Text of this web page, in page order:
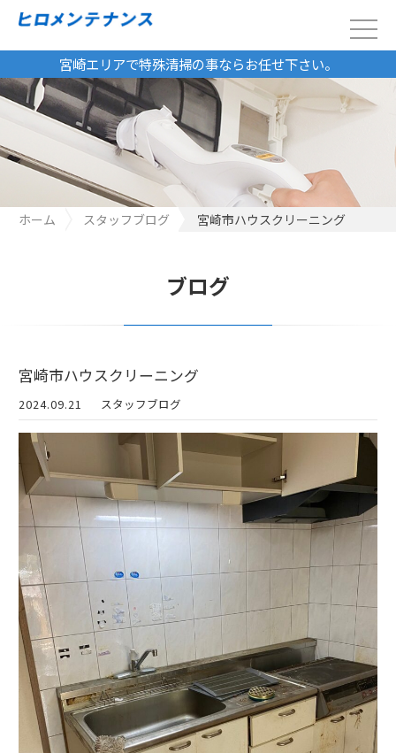
宮崎エリアで特殊清掃の事ならお任せ下さい。
ホーム スタッフブログ 宮崎市ハウスクリーニング
ブログ
宮崎市ハウスクリーニング
2024.09.21 スタッフブログ